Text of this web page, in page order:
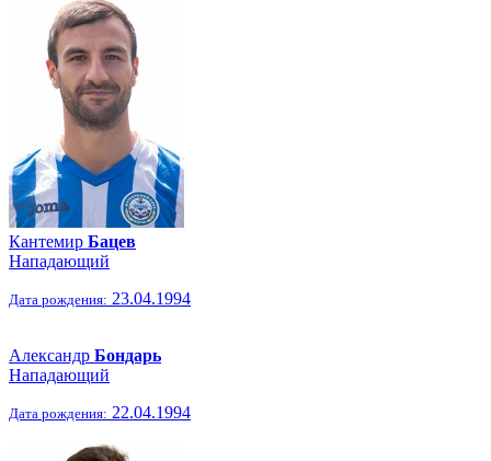
Кантемир Бацев
Нападающий
Дата рождения: 23.04.1994
Александр Бондарь
Нападающий
Дата рождения: 22.04.1994